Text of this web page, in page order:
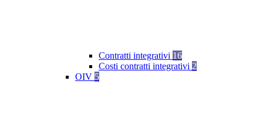
Contratti integrativi 16
Costi contratti integrativi 2
OIV 5